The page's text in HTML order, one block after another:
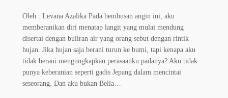
Oleh : Levana Azalika Pada hembusan angin ini, aku
memberanikan diri menatap langit yang mulai mendung
disertai dengan buliran air yang orang sebut dengan rintik
hujan. Jika hujan saja berani turun ke bumi, tapi kenapa aku
tidak berani mengungkapkan perasaanku padanya? Aku tidak
punya keberanian seperti gadis Jepang dalam mencintai
seseorang. Dan aku bukan Bella…